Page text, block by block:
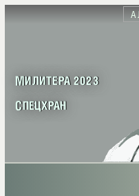
МИЛИТЕРА 2023
СПЕЦХРАН